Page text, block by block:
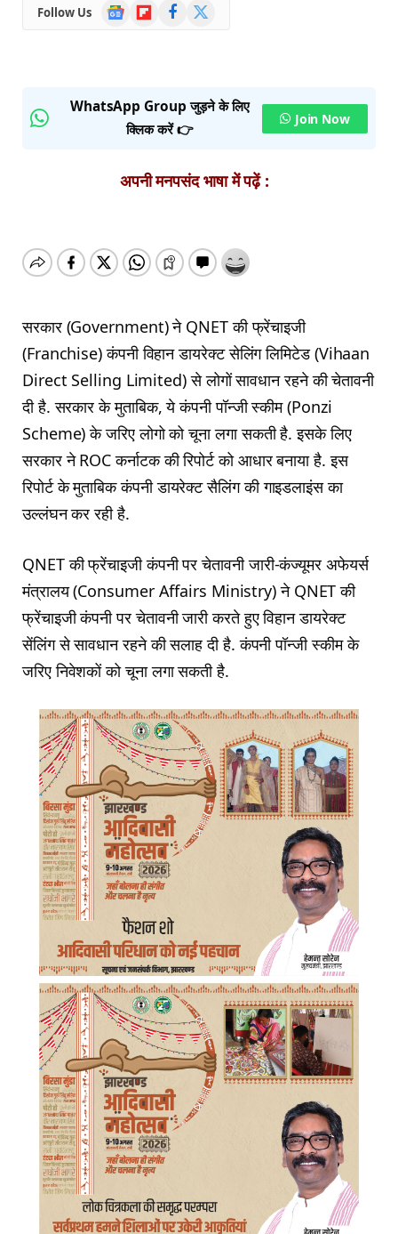
Follow Us
Google
News
FlipboardFacebook
WhatsApp Group जुड़ने के लिए
क्लिक करें 👉
Join Now
अपनी मनपसंद भाषा में पढ़ें :
सरकार (Government) ने QNET की फ्रेंचाइजी
(Franchise) कंपनी विहान डायरेक्ट सेलिंग लिमिटेड (Vihaan
Direct Selling Limited) से लोगों सावधान रहने की चेतावनी
दी है. सरकार के मुताबिक, ये कंपनी पॉन्जी स्कीम (Ponzi
Scheme) के जरिए लोगो को चूना लगा सकती है. इसके लिए
सरकार ने ROC कर्नाटक की रिपोर्ट को आधार बनाया है. इस
रिपोर्ट के मुताबिक कंपनी डायरेक्ट सैलिंग की गाइडलाइंस का
उल्लंघन कर रही है.
QNET की फ्रेंचाइजी कंपनी पर चेतावनी जारी-कंज्यूमर अफेयर्स
मंत्रालय (Consumer Affairs Ministry) ने QNET की
फ्रेंचाइजी कंपनी पर चेतावनी जारी करते हुए विहान डायरेक्ट
सेंलिंग से सावधान रहने की सलाह दी है. कंपनी पॉन्जी स्कीम के
जरिए निवेशकों को चूना लगा सकती है.